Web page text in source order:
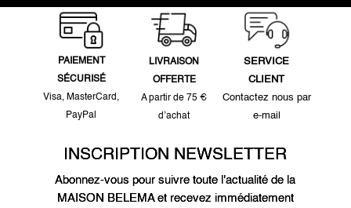
PAIEMENT
SÉCURISÉ
Visa, MasterCard,
PayPal
LIVRAISON
OFFERTE
A partir de 75 €
d’achat
SERVICE
CLIENT
Contactez nous par
e-mail
INSCRIPTION NEWSLETTER
Abonnez-vous pour suivre toute l'actualité de la
MAISON BELEMA et recevez immédiatement